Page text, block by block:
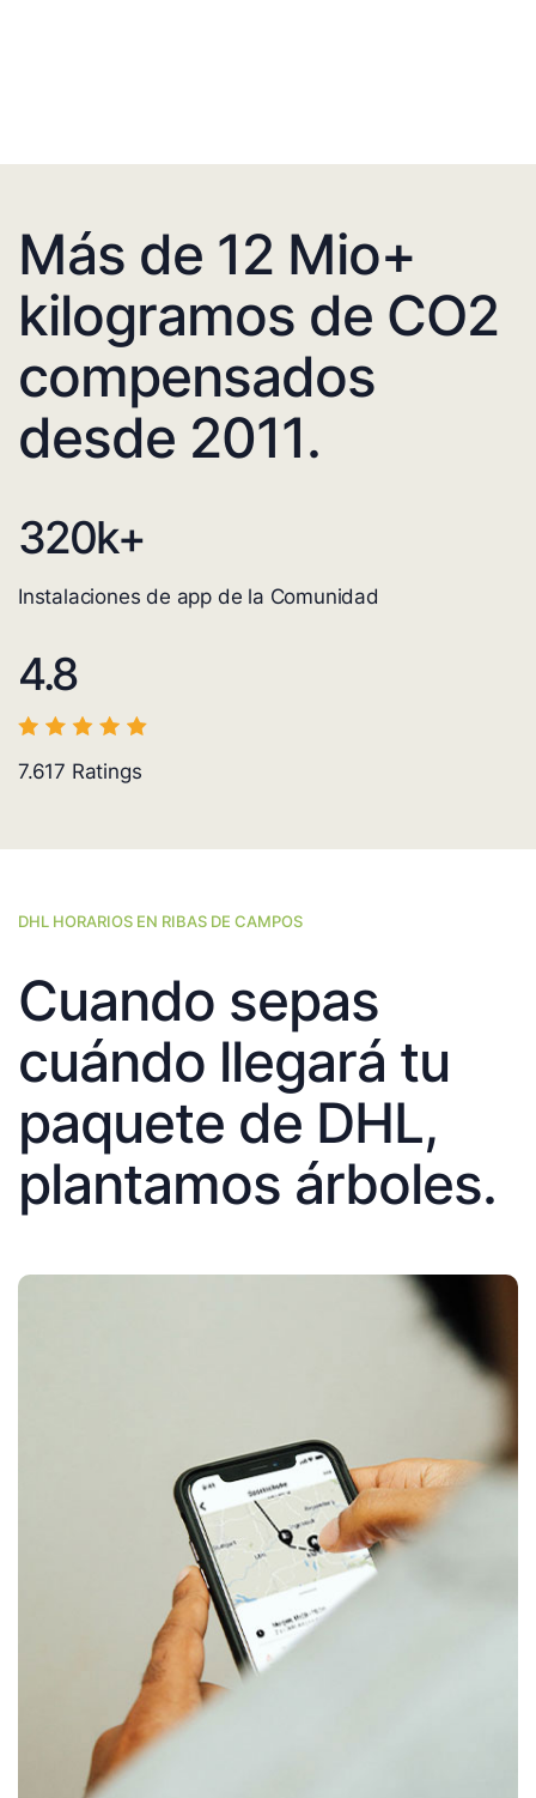
Más de 12 Mio+
kilogramos de CO2
compensados
desde 2011.
320k+
Instalaciones de app de la Comunidad
4.8
7.617 Ratings
DHL HORARIOS EN RIBAS DE CAMPOS
Cuando sepas
cuándo llegará tu
paquete de DHL,
plantamos árboles.